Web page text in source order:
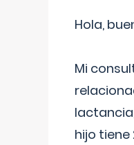
Hola,
Mi
hijo tiene